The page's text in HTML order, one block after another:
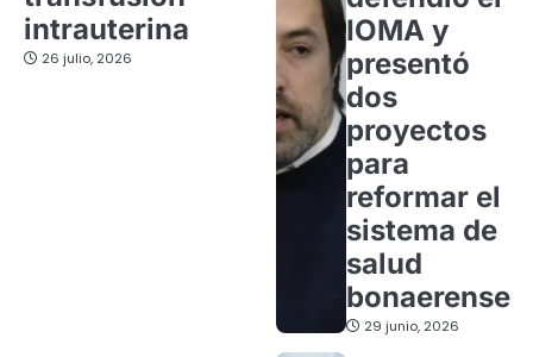
intrauterina
26 julio, 2026
IOMA y
presentó
dos
proyectos
para
reformar el
sistema de
salud
bonaerense
29 junio, 2026